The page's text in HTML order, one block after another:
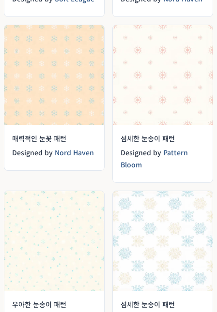
매력적인 눈꽃 패턴
Designed by Nord Haven
섬세한 눈송이 패턴
Designed by Pattern
Bloom
우아한 눈송이 패턴
섬세한 눈송이 패턴